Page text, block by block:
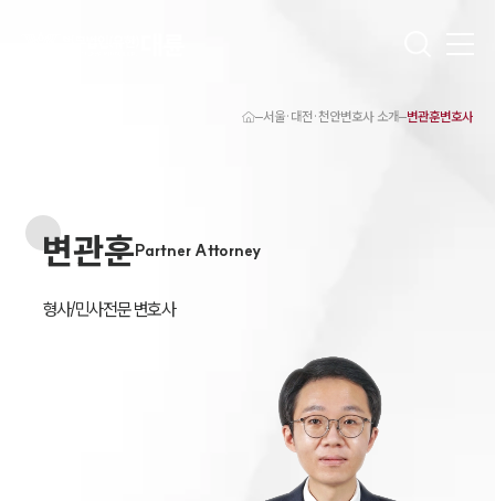
천안이혼전문변호사
천안학교폭력변호사
천안부동산변호사
천안변호사 업무분야
서울·대전·천안변호사 소개 변관훈변호사
Partner Attorney
변관훈
형사/민사전문 변호사